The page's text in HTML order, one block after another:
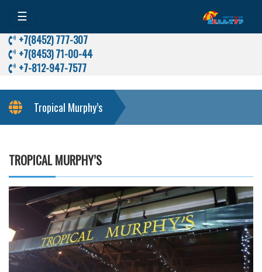
☰
+7(8452) 777-307
+7(8453) 71-00-44
+7-812-947-7577
Tropical Murphy’s
TROPICAL MURPHY’S